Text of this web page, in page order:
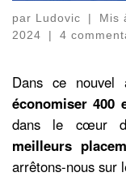
par Ludovic | Mis
2024
| 4
Dans ce nouvel
économiser 400
dans le cœur
meilleurs
arrêtons-nous sur